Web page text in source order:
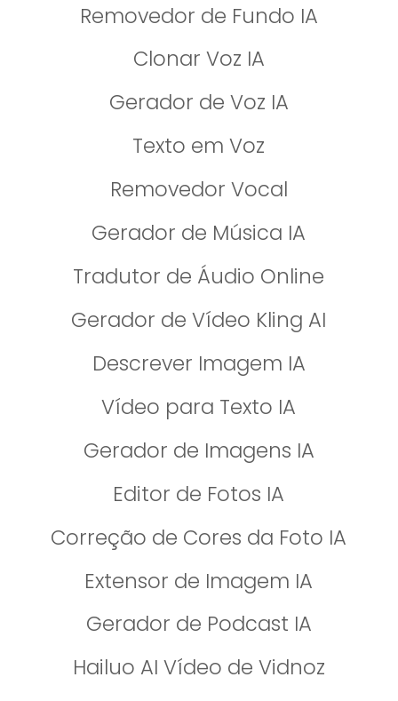
Removedor de Fundo IA
Clonar Voz IA
Gerador de Voz IA
Texto em Voz
Removedor Vocal
Gerador de Música IA
Tradutor de Áudio Online
Gerador de Vídeo Kling AI
Descrever Imagem IA
Vídeo para Texto IA
Gerador de Imagens IA
Editor de Fotos IA
Correção de Cores da Foto IA​
Extensor de Imagem IA
Gerador de Podcast IA
Hailuo AI Vídeo de Vidnoz